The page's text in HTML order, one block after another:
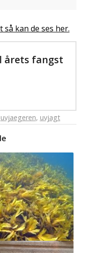
kan de ses her.
årets fangst
uvjaegeren, uvjagt